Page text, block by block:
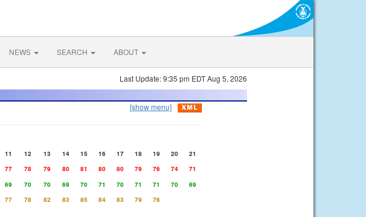
NEWS SEARCH ABOUT
Last Update: 9:35 pm EDT Aug 5, 2026
[show menu]
11 12 13 14 15 16 17 18 19 20
21
77 78 79 80 81 80 80 79 76 74
71
69 70 70 69 70 71 70 71 71 70
69
77 78 82 83 85 84 83 79
76